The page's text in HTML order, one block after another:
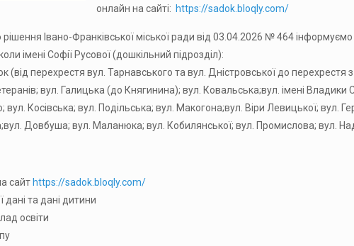
онлайн на сайті: https://sadok.bloqly.com/
рішення Івано-Франківської міської ради від 03.04.2026 № 464 інформуємо
імені Софії Русової (дошкільний підрозділ):
(від перехрестя вул. Тарнавського та вул. Дністровської до перехрестя
вул. Галицька (до Княгинина); вул. Ковальська;вул. імені
вул. Косівська; вул. Подільська; вул. Макогона;вул. Віри Левицької; вул.
Довбуша; вул. Маланюка; вул. Кобилянської; вул. Промислова; вул.
сайт https://sadok.bloqly.com/
дані та дані дитини
освіти